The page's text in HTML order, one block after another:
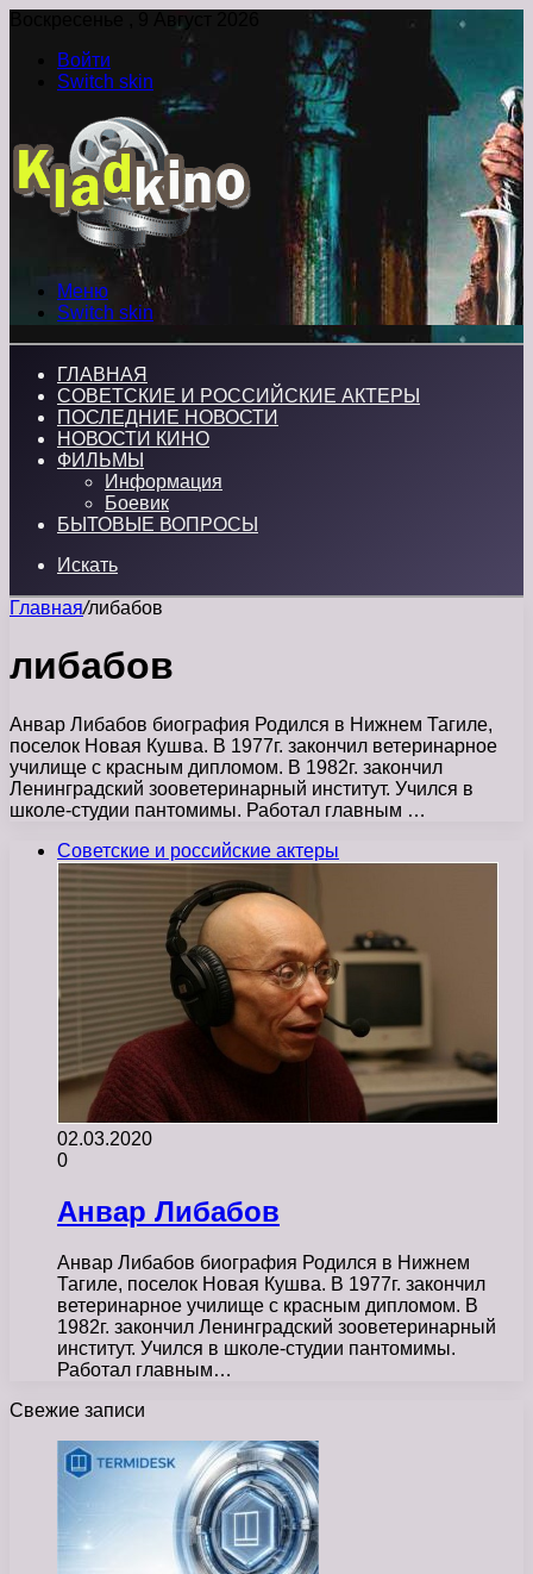
Воскресенье , 9 Август 2026
Войти
Switch skin
Меню
Switch skin
ГЛАВНАЯ
СОВЕТСКИЕ И РОССИЙСКИЕ АКТЕРЫ
ПОСЛЕДНИЕ НОВОСТИ
НОВОСТИ КИНО
ФИЛЬМЫ
Информация
Боевик
БЫТОВЫЕ ВОПРОСЫ
Искать
Главная/либабов
либабов
Анвар Либабов биография Родился в Нижнем Тагиле,
поселок Новая Кушва. В 1977г. закончил ветеринарное
училище с красным дипломом. В 1982г. закончил
Ленинградский зооветеринарный институт. Учился в
школе-студии пантомимы. Работал главным …
Советские и российские актеры
02.03.2020
0
Анвар Либабов
Анвар Либабов биография Родился в Нижнем
Тагиле, поселок Новая Кушва. В 1977г. закончил
ветеринарное училище с красным дипломом. В
1982г. закончил Ленинградский зооветеринарный
институт. Учился в школе-студии пантомимы.
Работал главным…
Свежие записи